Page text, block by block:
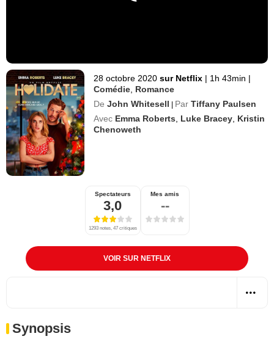
28 octobre 2020 sur Netflix | 1h 43min |
Comédie Romance
De John Whitesell | Par Tiffany Paulsen
Avec Emma Roberts Luke Bracey Kristin
Chenoweth
Spectateurs
3,0
1293 notes, 47 critiques
Mes amis
--
VOIR SUR NETFLIX
Synopsis